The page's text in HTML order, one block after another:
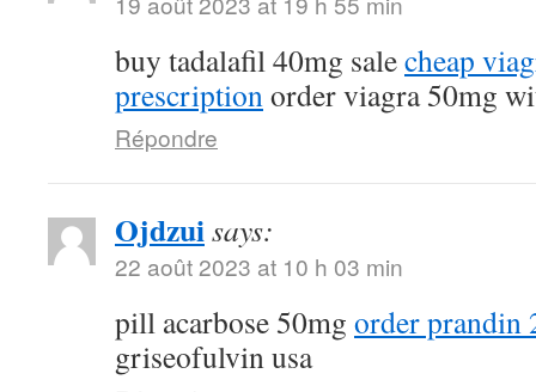
buy tadalafil 40mg salecheap
prescriptionorder viagra 50mg
Répondre
Ojdzuisays:
22 août 2023 at 10 h 03 min
pill acarbose 50mg order prandin
griseofulvin usa